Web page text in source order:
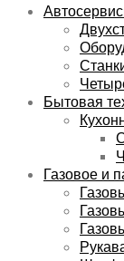
Бытовая
Газовое и